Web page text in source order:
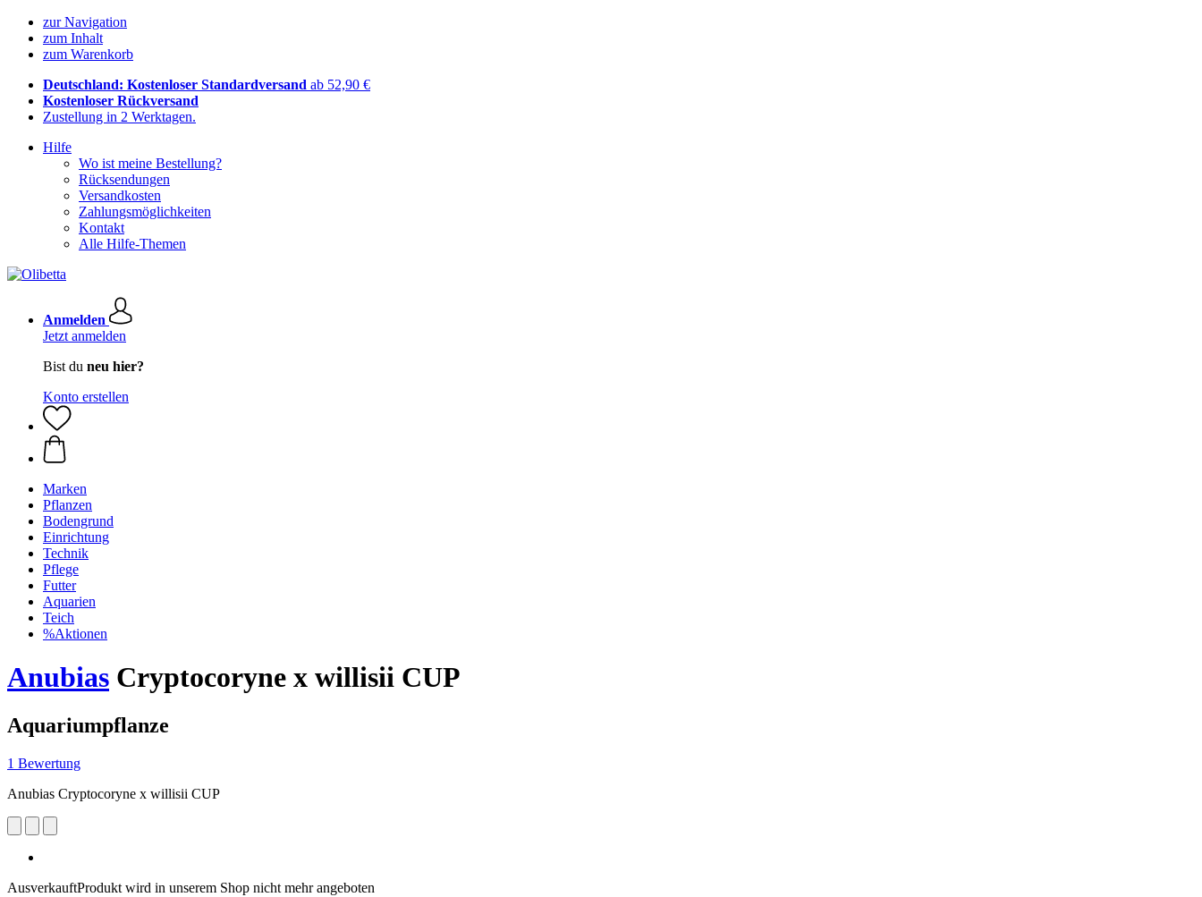
zur Navigation
zum Inhalt
zum Warenkorb
Deutschland: Kostenloser Standardversand ab 52,90 €
Kostenloser Rückversand
Zustellung in 2 Werktagen.
Hilfe
Wo ist meine Bestellung?
Rücksendungen
Versandkosten
Zahlungsmöglichkeiten
Kontakt
Alle Hilfe-Themen
Anmelden
Jetzt anmelden
Bist du neu hier?
Konto erstellen
Marken
Pflanzen
Bodengrund
Einrichtung
Technik
Pflege
Futter
Aquarien
Teich
%Aktionen
Anubias Cryptocoryne x willisii CUP
Aquariumpflanze
1 Bewertung
Anubias Cryptocoryne x willisii CUP
AusverkauftProdukt wird in unserem Shop nicht mehr angeboten